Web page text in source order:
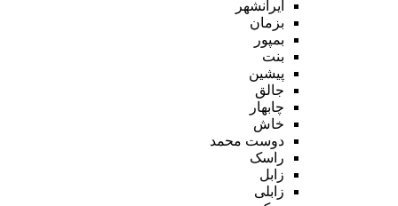
ایرانشهر
بزمان
بمپور
بنت
پیشین
جالق
چابهار
خاش
دوست محمد
راسک
زابل
زابلی